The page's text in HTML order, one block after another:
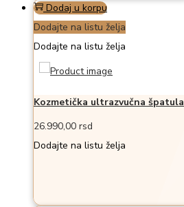
Dodaj u korpu
Dodajte na listu želja
Dodajte na listu želja
Kozmetička ultrazvučna špatula
26.990,00 rsd
Dodajte na listu želja